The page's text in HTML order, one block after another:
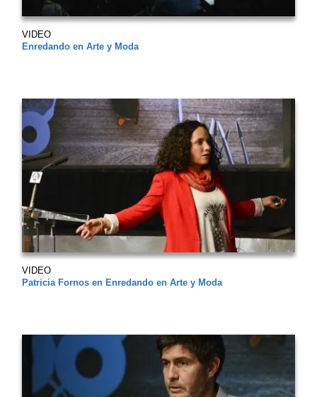
VIDEO
Enredando en Arte y Moda
VIDEO
Patricia Fornos en Enredando en Arte y Moda